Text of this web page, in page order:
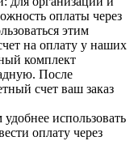
оплаты через
этим
на оплату у наших
комплект
После
счет ваш заказ
удобнее использовать
оплату через